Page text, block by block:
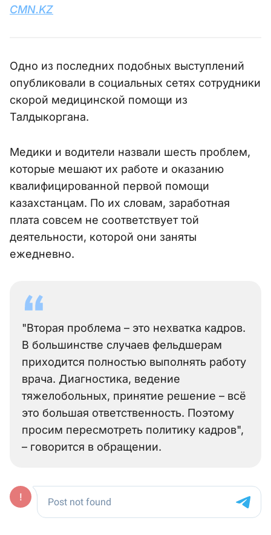
CMN.KZ
Одно из последних подобных выступлений
опубликовали в социальных сетях сотрудники
скорой медицинской помощи из
Талдыкоргана.
Медики и водители назвали шесть проблем,
которые мешают их работе и оказанию
квалифицированной первой помощи
казахстанцам. По их словам, заработная
плата совсем не соответствует той
деятельности, которой они заняты
ежедневно.
"Вторая проблема – это нехватка кадров.
В большинстве случаев фельдшерам
приходится полностью выполнять работу
врача. Диагностика, ведение
тяжелобольных, принятие решение – всё
это большая ответственность. Поэтому
просим пересмотреть политику кадров",
– говорится в обращении.